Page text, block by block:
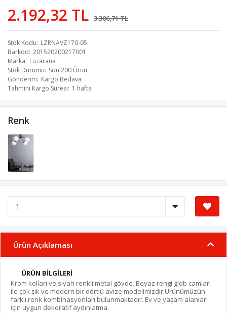
2.192,32 TL 3.306,71 TL
Stok Kodu LZRNAVZ170-05
Barkod 201520200217001
Marka Luzarana
Stok Durumu Son 200 Ürün
Gönderim Kargo Bedava
Tahmini Kargo Süresi 1 hafta
Renk
Ürün Açıklaması
ÜRÜN BİLGİLERİ
Krom kolları ve siyah renkli metal gövde. Beyaz rengi glob camları
ile çok şık ve modern bir dörtlü avize modelimizdir.Ürünümüzün
farklı renk kombinasyonları bulunmaktadır. Ev ve yaşam alanları
için uygun dekoratif aydınlatma.